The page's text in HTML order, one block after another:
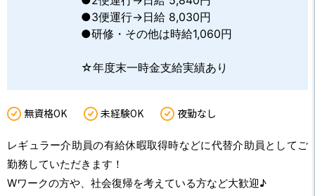
●3便運行→日給 8,030円
●研修・その他は時給1,060円
☆年度末一時金支給実績あり
無資格OK 未経験OK 夜勤なし
レギュラー介助員の有給休暇取得時などに代替介助員としてご
勤務していただきます！
Wワークの方や、社会復帰を考えている方など大歓迎♪